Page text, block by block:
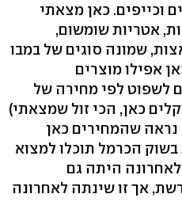
וכייפים. כאן מצאתי
אטריות שומשום,
שמונה סוגים של במבו
אפילו מוצרים
לשפוט לפי מחירה של
חלב קוקוס (רק 4.5 שקלים כאן, הכי זול שמצאתי)
נראה שהמחירים כאן
הכרמל תוכלו למצוא
היתה גם
אך זו שינתה לאחרונה